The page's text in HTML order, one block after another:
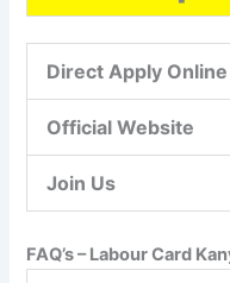
Direct Apply Online
Official Website
Join Us
FAQ’s – Labour Card